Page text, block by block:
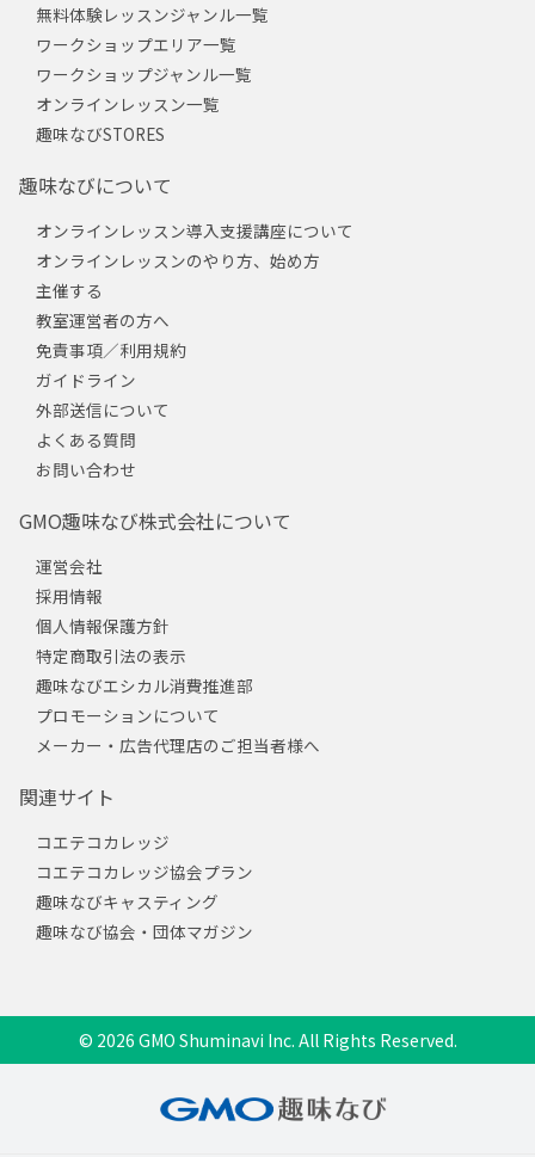
無料体験レッスンジャンル一覧
ワークショップエリア一覧
ワークショップジャンル一覧
オンラインレッスン一覧
趣味なびSTORES
趣味なびについて
オンラインレッスン導入支援講座について
オンラインレッスンのやり方、始め方
主催する
教室運営者の方へ
免責事項／利用規約
ガイドライン
外部送信について
よくある質問
お問い合わせ
GMO趣味なび株式会社について
運営会社
採用情報
個人情報保護方針
特定商取引法の表示
趣味なびエシカル消費推進部
プロモーションについて
メーカー・広告代理店のご担当者様へ
関連サイト
コエテコカレッジ
コエテコカレッジ協会プラン
趣味なびキャスティング
趣味なび協会・団体マガジン
© 2026 GMO Shuminavi Inc. All Rights Reserved.